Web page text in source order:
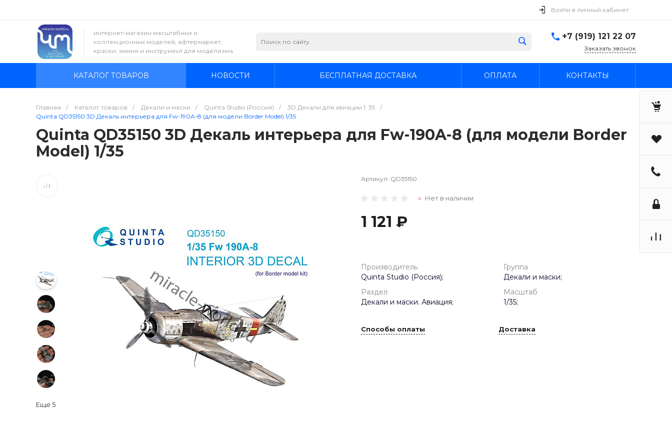
Войти в личный кабинет
интернет-магазин масштабных и
коллекционных моделей, афтермаркет,
краски, химия и инструмент для моделизма
+7 (919) 121 22 07
Заказать звонок
КАТАЛОГ ТОВАРОВ НОВОСТИ БЕСПЛАТНАЯ ДОСТАВКА ОПЛАТА КОНТАКТЫ
Главная / Каталог товаров / Декали и маски / Quinta Studio (Россия) / 3D Декали для авиации 1: 35
/
Quinta QD35150 3D Декаль интерьера для Fw-190A-8 (для модели Border Model) 1/35
Quinta QD35150 3D Декаль интерьера для Fw-190A-8 (для модели Border
Model) 1/35
Еще 5
Артикул: QD35150
Нет в наличии
1 121 ₽
Производитель
Quinta Studio (Россия);
Группа
Декали и маски;
Раздел
Декали и маски. Авиация;
Масштаб
1/35;
Способы оплаты Доставка